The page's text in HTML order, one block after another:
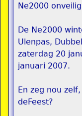
Ne2000
De Ne2000
Ulenpas,
zaterdag 20
januari 2007.
En zeg nou
deFeest?